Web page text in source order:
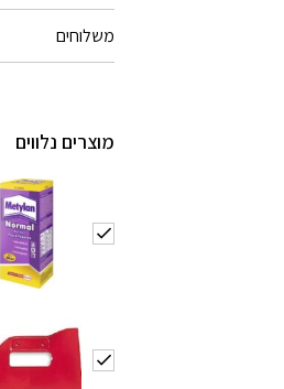
משלוחים
מוצרים נלווים